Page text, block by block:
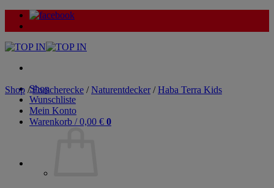
Zum
Inhalt
Shop
Wunschliste
Mein Konto
Warenkorb /0,00 € 0
Shop / Forscherecke / Naturentdecker / Haba Terra Kids